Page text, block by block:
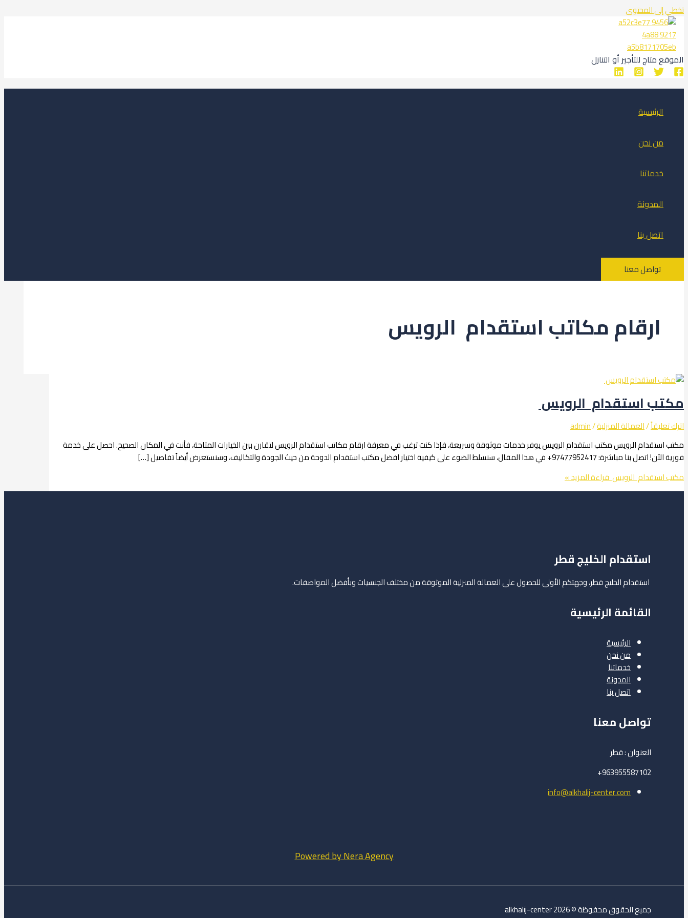
تخطي إلى المحتوى
الموقع متاج للتأجير أو التنازل
الرئيسية
من نحن
خدماتنا
المدونة
اتصل بنا
تواصل معنا
ارقام مكاتب استقدام الرويس
مكتب استقدام الرويس
اترك تعليقاً/العمالة المنزلية/
admin
مكتب استقدام الرويس مكتب استقدام الرويس يوفر خدمات موثوقة وسريعة، فإذا كنت ترغب في معرفة ارقام مكاتب استقدام الرويس لتقارن بين الخيارات المتاحة، فأنت في المكان الصحيح. احصل على خدمة
فورية الآن! اتصل بنا مباشرة: 97477952417+ في هذا المقال، سنسلط الضوء على كيفية اختيار افضل مكتب استقدام الدوحة من حيث الجودة والتكاليف، وسنستعرض أيضاً تفاصيل […]
مكتب استقدام الرويسقراءة المزيد »
استقدام الخليج قطر
استقدام الخليج قطر، وجهتكم الأولى للحصول على العمالة المنزلية الموثوقة من مختلف الجنسيات وبأفضل المواصفات.
القائمة الرئيسية
الرئيسية
من نحن
خدماتنا
المدونة
اتصل بنا
تواصل معنا
العنوان : قطر
963955587102+
info@alkhalij-center.com
Powered by Nera Agency
جميع الحقوق محفوظة © 2026 alkhalij-center